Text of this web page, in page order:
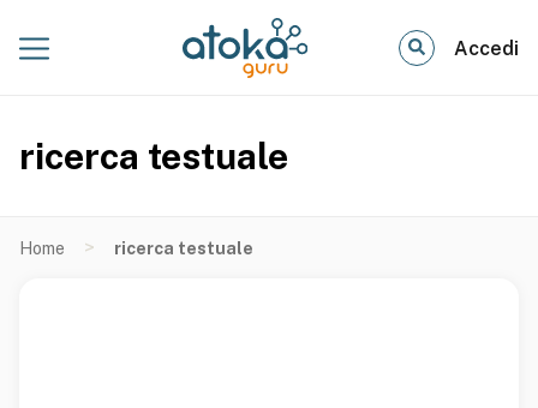
Accedi
ricerca testuale
Home > ricerca testuale